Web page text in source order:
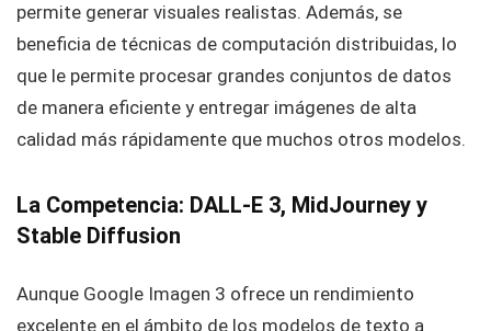
permite generar visuales realistas. Además, se
beneficia de técnicas de computación distribuidas, lo
que le permite procesar grandes conjuntos de datos
de manera eficiente y entregar imágenes de alta
calidad más rápidamente que muchos otros modelos.
La Competencia: DALL-E 3, MidJourney y
Stable Diffusion
Aunque Google Imagen 3 ofrece un rendimiento
excelente en el ámbito de los modelos de texto a